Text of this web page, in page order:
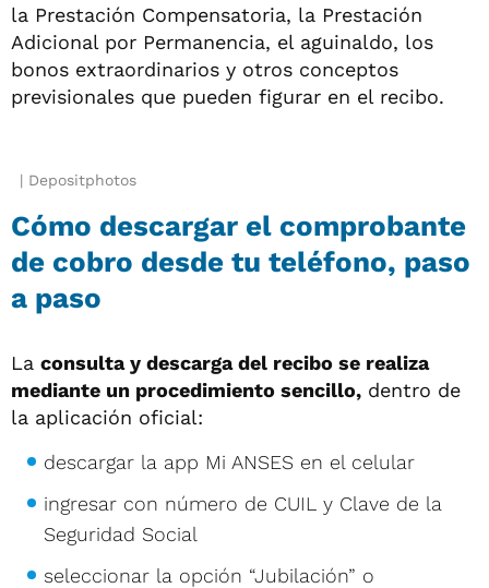
la Prestación Compensatoria, la Prestación
Adicional por Permanencia, el aguinaldo, los
bonos extraordinarios y otros conceptos
previsionales que pueden figurar en el recibo.
Depositphotos
Cómo descargar el comprobante
de cobro desde tu teléfono, paso
a paso
La consulta y descarga del recibo se realiza
mediante un procedimiento sencillo, dentro de
la aplicación oficial:
descargar la app Mi ANSES en el celular
ingresar con número de CUIL y Clave de la
Seguridad Social
seleccionar la opción “Jubilación” o